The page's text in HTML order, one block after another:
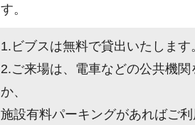
す。
1.ビブスは無料で貸出いたします
2.ご来場は、電車などの公共機
か、
施設有料パーキングがあればご